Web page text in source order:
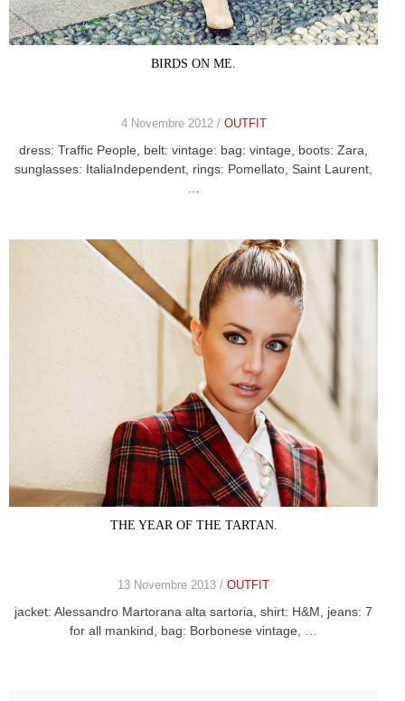
BIRDS ON ME.
4 Novembre 2012 / OUTFIT
dress: Traffic People, belt: vintage: bag: vintage, boots: Zara,
sunglasses: ItaliaIndependent, rings: Pomellato, Saint Laurent,
THE YEAR OF THE TARTAN.
13 Novembre 2013 / OUTFIT
jacket: Alessandro Martorana alta sartoria, shirt: H&M, jeans: 7
for all mankind, bag: Borbonese vintage, …